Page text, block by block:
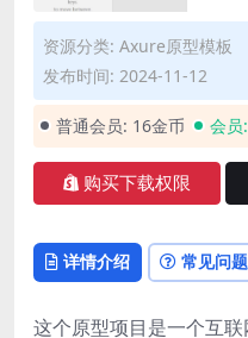
资源分类: Axure原型模板
发布时间: 2024-11-12
普通会员: 16金币 会员:
购买下载权限
详情介绍 常见问题
这个原型项目是一个互